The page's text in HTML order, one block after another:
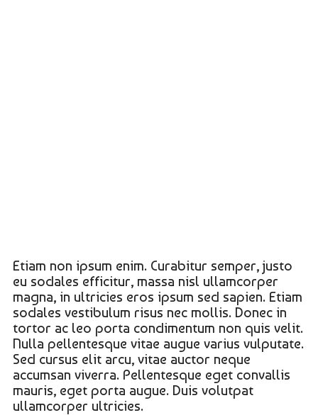
Etiam non ipsum enim. Curabitur semper, justo
eu sodales efficitur, massa nisl ullamcorper
magna, in ultricies eros ipsum sed sapien. Etiam
sodales vestibulum risus nec mollis. Donec in
tortor ac leo porta condimentum non quis velit.
Nulla pellentesque vitae augue varius vulputate.
Sed cursus elit arcu, vitae auctor neque
accumsan viverra. Pellentesque eget convallis
mauris, eget porta augue. Duis volutpat
ullamcorper ultricies.